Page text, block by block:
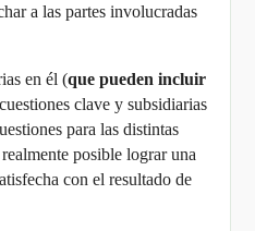
a las partes involucradas
en él (que pueden incluir
clave y subsidiarias
para las distintas
posible lograr una
con el resultado de